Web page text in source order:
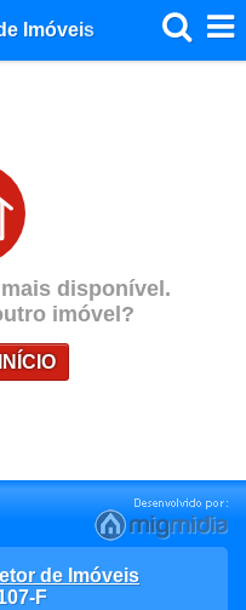
Imóveis
disponível.
imóvel?
de Imóveis
F